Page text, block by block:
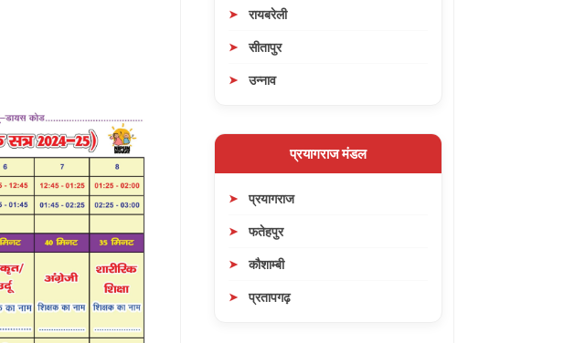
रायबरेली
सीतापुर
उन्नाव
प्रयागराज मंडल
प्रयागराज
फतेहपुर
कौशाम्बी
प्रतापगढ़